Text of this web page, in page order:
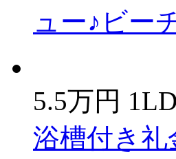
ュー♪ビー
5.5万円
浴槽付き 礼